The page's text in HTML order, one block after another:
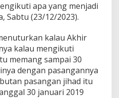
apa yang menjadi
Sabtu (23/12/2023).
kalau Akhir
kalau mengikuti
memang sampai 30
dengan pasangannya
pasangan jihad itu
30 januari 2019